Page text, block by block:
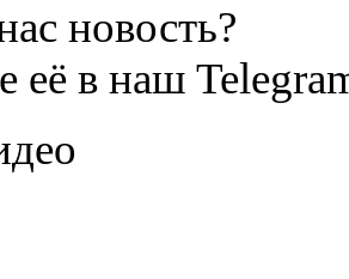
новость?
её в наш